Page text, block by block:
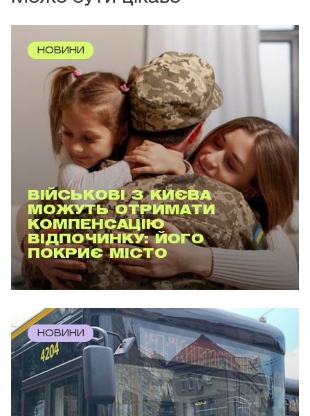
НОВИНИ
ВІЙСЬКОВІ З КИЄВА
МОЖУТЬ ОТРИМАТИ
КОМПЕНСАЦІЮ
ВІДПОЧИНКУ: ЙОГО
ПОКРИЄ МІСТО
НОВИНИ